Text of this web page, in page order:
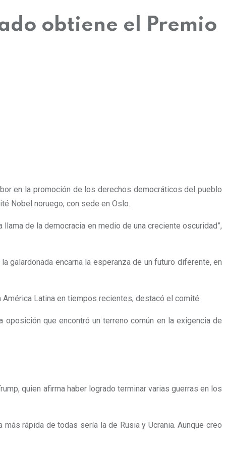
obtiene el Premio
en la promoción de los derechos democráticos del pueblo
Nobel noruego, con sede en Oslo.
de la democracia en medio de una creciente oscuridad”,
galardonada encarna la esperanza de un futuro diferente, en
Latina en tiempos recientes, destacó el comité.
que encontró un terreno común en la exigencia de
quien afirma haber logrado terminar varias guerras en los
rápida de todas sería la de Rusia y Ucrania. Aunque creo